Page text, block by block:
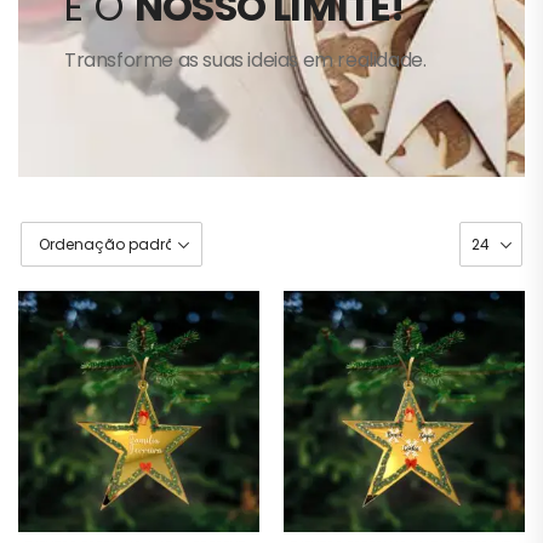
Transforme as suas ideias em realidade.